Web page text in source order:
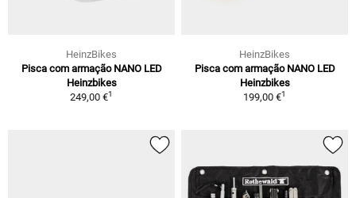
HeinzBikes
Pisca com armação NANO LED
Heinzbikes
249,00 €1
HeinzBikes
Pisca com armação NANO LED
Heinzbikes
199,00 €1